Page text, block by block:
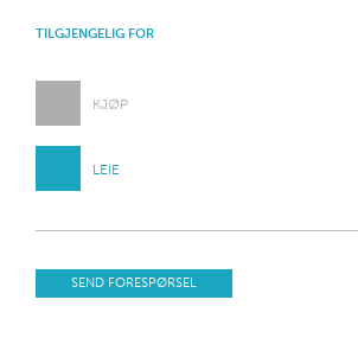
TILGJENGELIG FOR
KJØP
LEIE
SEND FORESPØRSEL